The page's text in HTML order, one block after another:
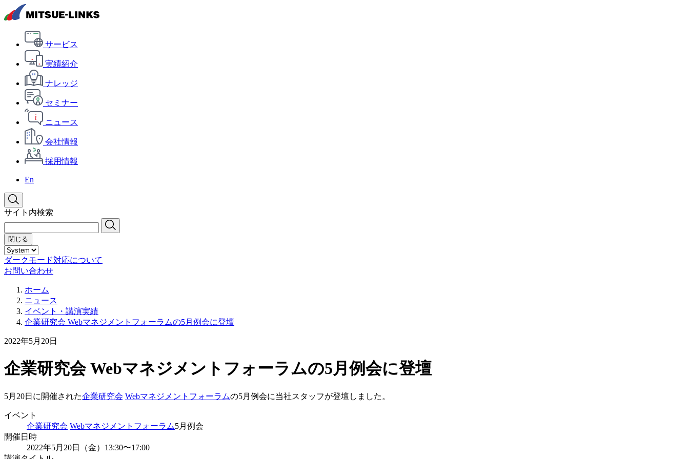
サービス
実績紹介
ナレッジ
セミナー
ニュース
会社情報
採用情報
En
サイト内検索
閉じる
ダークモード対応について
お問い合わせ
ホーム
ニュース
イベント・講演実績
企業研究会 Webマネジメントフォーラムの5月例会に登壇
2022年5月20日
企業研究会 Webマネジメントフォーラムの5月例会に登壇
5月20日に開催された企業研究会 Webマネジメントフォーラムの5月例会に当社スタッフが登壇しました。
イベント
企業研究会 Webマネジメントフォーラム5月例会
開催日時
2022年5月20日（金）13:30〜17:00